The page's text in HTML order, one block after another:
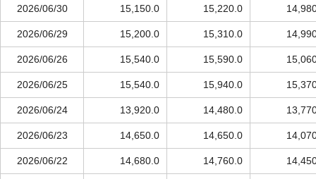
2026/06/30 15,150.0 15,220.0
2026/06/29 15,200.0 15,310.0
2026/06/26 15,540.0 15,590.0
2026/06/25 15,540.0 15,940.0
2026/06/24 13,920.0 14,480.0
2026/06/23 14,650.0 14,650.0
2026/06/22 14,680.0 14,760.0